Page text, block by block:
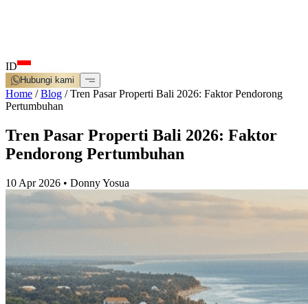
ID
Hubungi kami
Home /Blog /Tren Pasar Properti Bali 2026: Faktor Pendorong
Pertumbuhan
Tren Pasar Properti Bali 2026: Faktor
Pendorong Pertumbuhan
10 Apr 2026 • Donny Yosua